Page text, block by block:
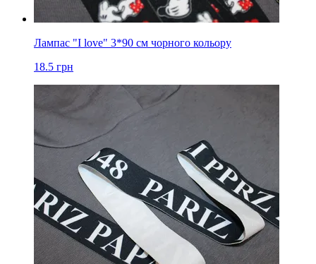
Лампас "I love" 3*90 см чорного кольору
18.5 грн